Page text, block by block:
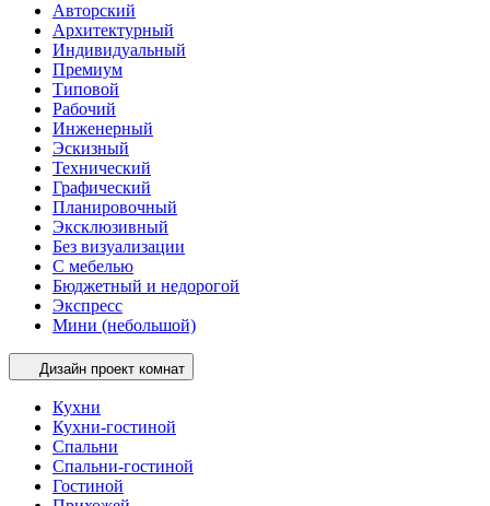
Авторский
Архитектурный
Индивидуальный
Премиум
Типовой
Рабочий
Инженерный
Эскизный
Технический
Графический
Планировочный
Эксклюзивный
Без визуализации
С мебелью
Бюджетный и недорогой
Экспресс
Мини (небольшой)
Дизайн проект комнат
Кухни
Кухни-гостиной
Спальни
Спальни-гостиной
Гостиной